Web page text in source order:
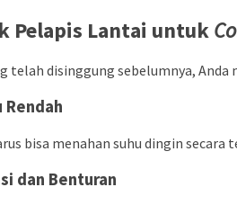
Pelapis Lantai untuk
telah disinggung sebelumnya,
Rendah
bisa menahan suhu dingin
dan Benturan